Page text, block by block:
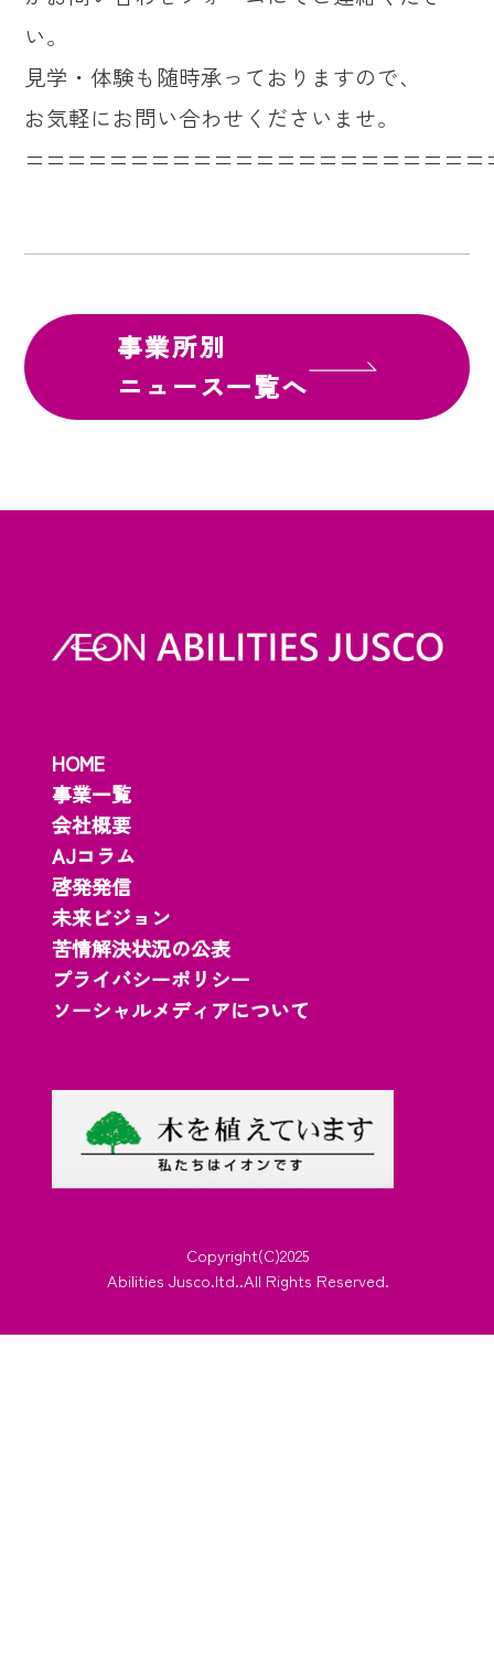
い。
見学・体験も随時承っておりますので、
お気軽にお問い合わせくださいませ。
事業所別
ニュース一覧へ
HOME
事業一覧
会社概要
AJコラム
啓発発信
未来ビジョン
苦情解決状況の公表
プライバシーポリシー
ソーシャルメディアについて
Copyright(C)2025
Abilities Jusco.ltd..All Rights Reserved.